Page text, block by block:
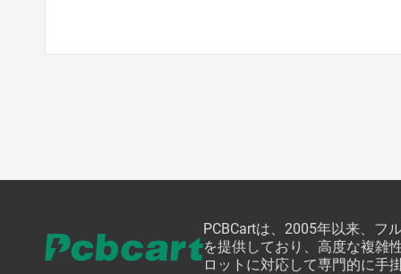
PCBCartは、2005年以来、フ
を提供しており、高度な複雑
ロットに対応して専門的に手